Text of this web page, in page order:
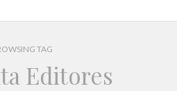
TAG
Editores